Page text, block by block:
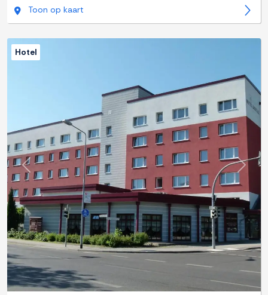
Toon op kaart
Previous Next
Hotel